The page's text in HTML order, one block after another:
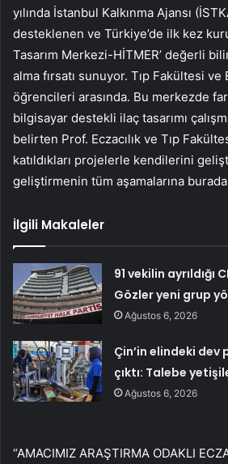
yılında İstanbul Kalkınma Ajansı
desteklenen ve Türkiye’de ilk kez
Tasarım Merkezi-HİTMER’ değerli
alma fırsatı sunuyor. Tıp Fakültesi ve
öğrencileri arasında. Bu merkezde
bilgisayar destekli ilaç tasarımı
belirten Prof. Eczacılık ve Tıp
katıldıkları projelerle kendilerini
geliştirmenin tüm aşamalarına
İlgili Makaleler
91 vekilin ayrıldığı
Gözler yeni grup
Ağustos 6, 2026
Çin’in elindeki
çıktı: Talebe
Ağustos 6, 2026
“AMACIMIZ ARAŞTIRMA ODAKLI